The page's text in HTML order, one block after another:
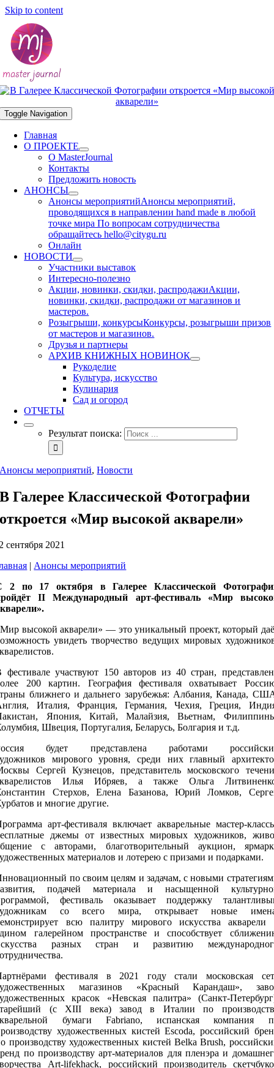
Skip to content
Toggle Navigation
Главная
О ПРОЕКТЕ
О MasterJournal
Контакты
Предложить новость
АНОНСЫ
Анонсы мероприятийАнонсы мероприятий,
проводящихся в направлении hand made в любой
точке мира По вопросам сотрудничества
обращайтесь hello@citygu.ru
Онлайн
НОВОСТИ
Участники выставок
Интересно-полезно
Акции, новинки, скидки, распродажиАкции,
новинки, скидки, распродажи от магазинов и
мастеров.
Розыгрыши, конкурсыКонкурсы, розыгрыши призов
от мастеров и магазинов.
Друзья и партнеры
АРХИВ КНИЖНЫХ НОВИНОК
Рукоделие
Культура, искусство
Кулинария
Сад и огород
ОТЧЕТЫ
Результат поиска:
Анонсы мероприятий,Новости
В Галерее Классической Фотографии
откроется «Мир высокой акварели»
сентября 2021
| Анонсы мероприятий
2 по 17 октября в Галерее Классической
II Международный арт-фестиваль «Мир
высокой акварели» — это уникальный проект, который
увидеть творчество ведущих мировых
фестивале участвуют 150 авторов из 40 стран,
200 картин. География фестиваля охватывает
ближнего и дальнего зарубежья: Албания, Канада,
Италия, Франция, Германия, Чехия, Греция,
Япония, Китай, Малайзия, Вьетнам,
Швеция, Португалия, Беларусь, Болгария и т.д.
будет представлена работами
мирового уровня, среди них главный
Сергей Кузнецов, представитель московского
Илья Ибряев, а также Ольга
Стерхов, Елена Базанова, Юрий Ломков,
и многие другие.
арт-фестиваля включает акварельные мастер-
джемы от известных мировых художников,
с авторами, благотворительный аукцион,
материалов и лотерею с призами и подарками.
по своим целям и задачам, с новыми
подачей материала и насыщенной
фестиваль оказывает поддержку
со всего мира, открывает новые
всю палитру мирового искусства акварели
галерейном пространстве и способствует
разных стран и развитию
фестиваля в 2021 году стали московская
магазинов «Красный Карандаш»,
красок «Невская палитра» (Санкт-
(с XIII века) завод в Италии по
бумаги Fabriano, испанская компания
художественных кистей Escoda, российский
производству художественных кистей Belka Brush,
по производству арт-материалов для пленэра и
Art-lifekhack, российский производитель